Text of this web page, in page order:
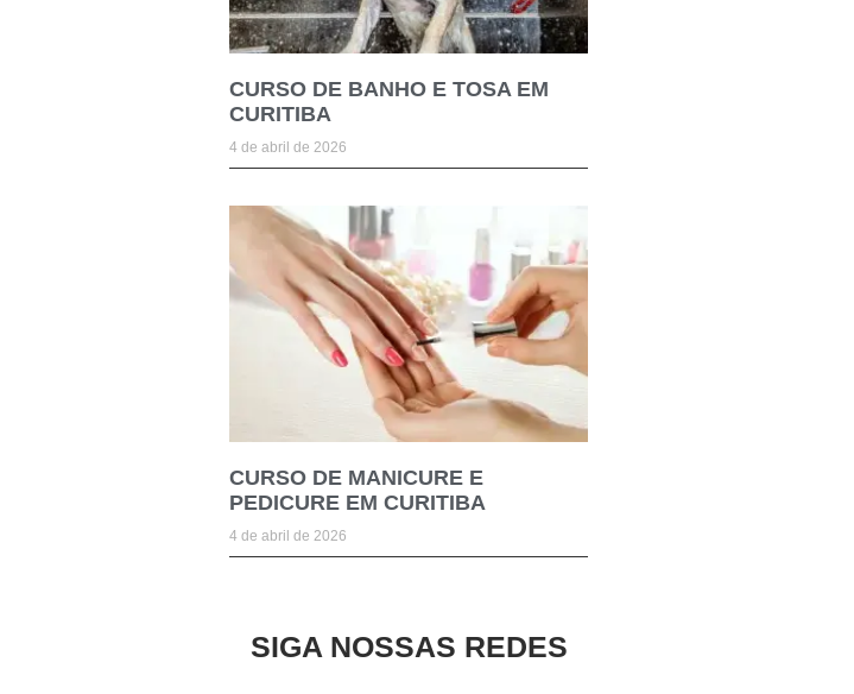
CURSO DE BANHO E TOSA EM
CURITIBA
4 de abril de 2026
CURSO DE MANICURE E
PEDICURE EM CURITIBA
4 de abril de 2026
SIGA NOSSAS REDES